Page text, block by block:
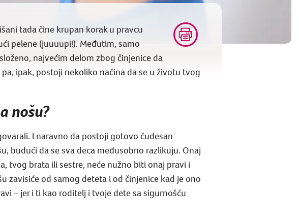
tada čine krupan korak u pravcu
pelene (juuuupi!). Međutim, samo
najvećim delom zbog činjenice da
ipak, postoji nekoliko načina da se u životu tvog
nošu?
I naravno da postoji gotovo čudesan
budući da se sva deca međusobno razlikuju. Onaj
tvog brata ili sestre, neće nužno biti onaj pravi i
zavisiće od samog deteta i od činjenice kad je ono
– jer i ti kao roditelj i tvoje dete sa sigurnošću